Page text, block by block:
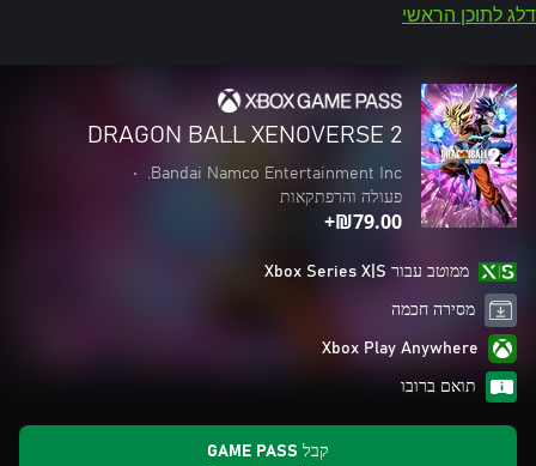
דלג לתוכן הראשי
DRAGON BALL XENOVERSE 2
Bandai Namco Entertainment Inc.
•
פעולה והרפתקאות
‪₪‎79.00‬+
ממוטב עבור Xbox Series X|S
מסירה חכמה
Xbox Play Anywhere
תואם ברובו
קבל GAME PASS